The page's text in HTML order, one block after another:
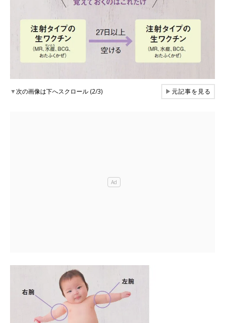
▼次の画像は下へスクロール (2/3) ▶元記事を見る